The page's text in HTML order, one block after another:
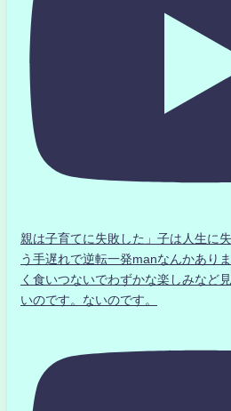
親は子育てに失敗した」子は人生に
う手遅れで逆転一発manなんかあり
く食いつないでわずかな楽しみなど
いのです。ないのです。